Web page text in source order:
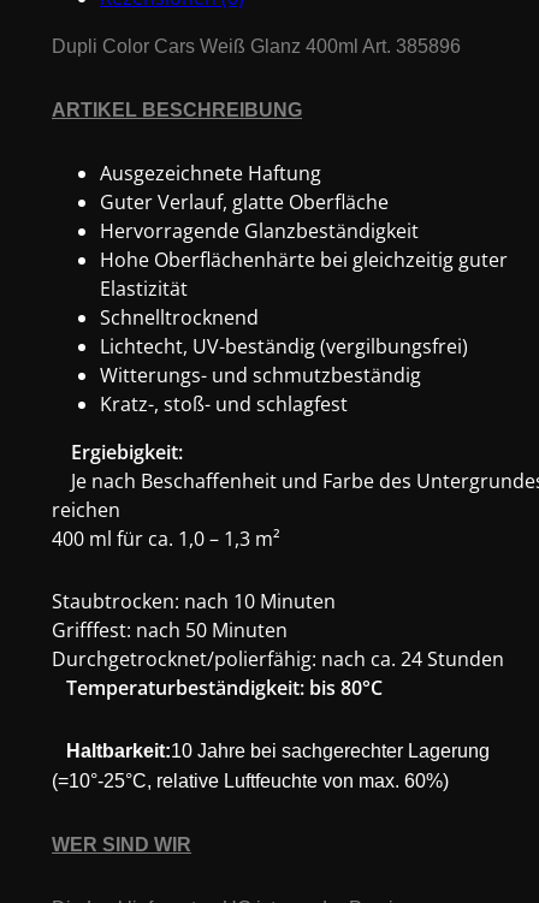
Dupli Color Cars Weiß Glanz 400ml Art. 385896
ARTIKEL BESCHREIBUNG
Ausgezeichnete Haftung
Guter Verlauf, glatte Oberfläche
Hervorragende Glanzbeständigkeit
Hohe Oberflächenhärte bei gleichzeitig guter
Elastizität
Schnelltrocknend
Lichtecht, UV-beständig (vergilbungsfrei)
Witterungs- und schmutzbeständig
Kratz-, stoß- und schlagfest
Ergiebigkeit:
Je nach Beschaffenheit und Farbe des
reichen
400 ml für ca. 1,0 – 1,3 m²
Staubtrocken: nach 10 Minuten
Grifffest: nach 50 Minuten
Durchgetrocknet/polierfähig: nach ca. 24 Stunden
Temperaturbeständigkeit: bis 80°C
Haltbarkeit:10 Jahre bei sachgerechter Lagerung
(=10°-25°C, relative Luftfeuchte von max. 60%)
WER SIND WIR